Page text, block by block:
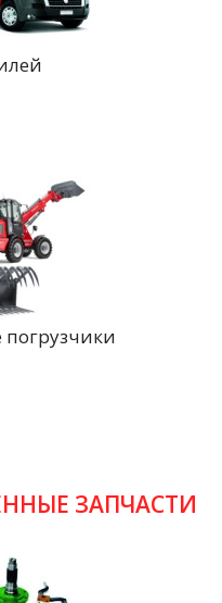
погрузчики
ЗАПЧАСТИ